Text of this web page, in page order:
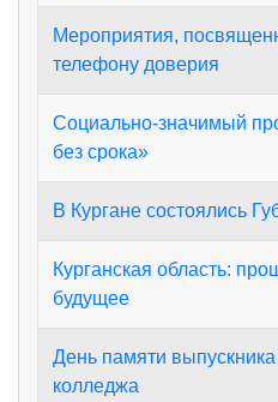
Мероприятия,
телефону доверия
Социально-значимый
без срока»
В Кургане состоялись
Курганская область:
будущее
День памяти выпускника
колледжа